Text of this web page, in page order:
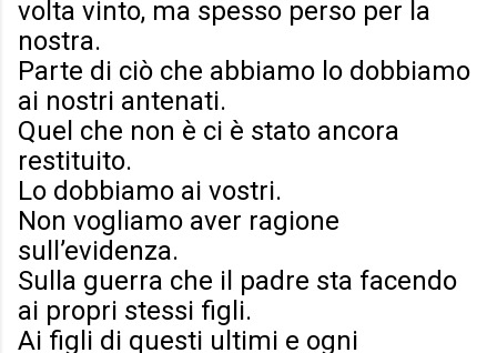
volta vinto, ma spesso perso per la
nostra.
Parte di ciò che abbiamo lo dobbiamo
ai nostri antenati.
Quel che non è ci è stato ancora
restituito.
Lo dobbiamo ai vostri.
Non vogliamo aver ragione
sull’evidenza.
Sulla guerra che il padre sta facendo
ai propri stessi figli.
Ai figli di questi ultimi e ogni